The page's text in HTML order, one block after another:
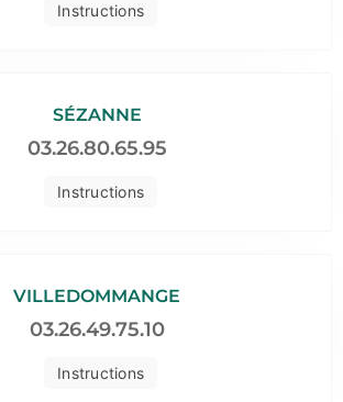
Instructions
Instructions
SÉZANNE
03.26.80.65.95
Instructions
VILLEDOMMANGE
03.26.49.75.10